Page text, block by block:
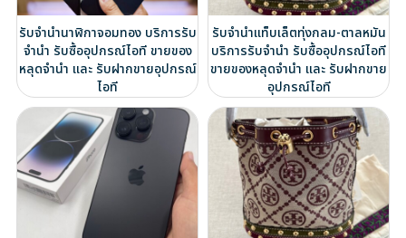
รับจำนำนาฬิกาจอมทอง บริการรับ
จำนำ รับซื้ออุปกรณ์ไอที ขายของ
หลุดจำนำ และ รับฝากขายอุปกรณ์
ไอที
รับจำนำแท็บเล็ตทุ่งกลม-ตาลหมัน
บริการรับจำนำ รับซื้ออุปกรณ์ไอที
ขายของหลุดจำนำ และ รับฝากขาย
อุปกรณ์ไอที